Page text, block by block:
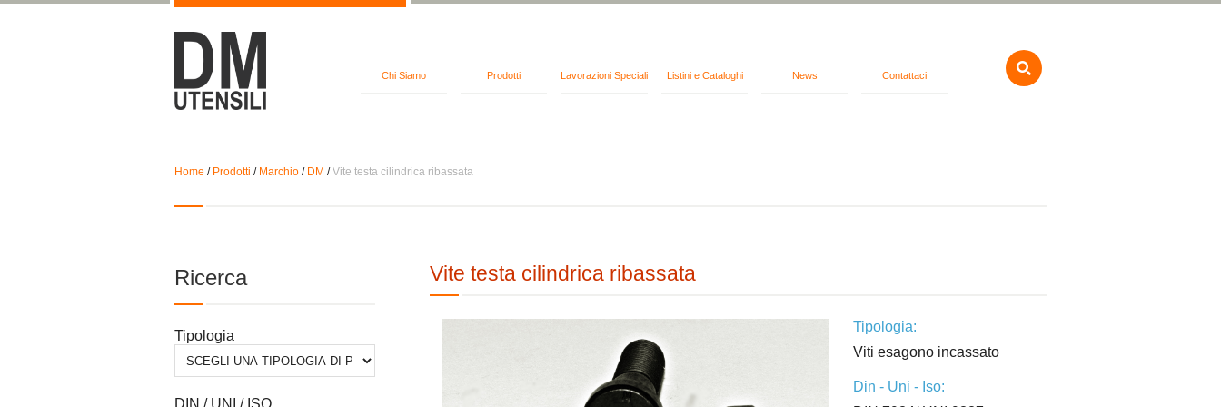
Chi Siamo Prodotti Lavorazioni Speciali Listini e Cataloghi News Contattaci
Home / Prodotti / Marchio / DM /Vite testa cilindrica ribassata
Vite testa cilindrica ribassata
Tipologia:
Viti esagono incassato
Din - Uni - Iso:
Ricerca
Tipologia
DIN / UNI / ISO